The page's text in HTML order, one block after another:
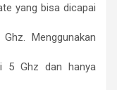
yang bisa dicapai
Menggunakan
5 Ghz dan hanya